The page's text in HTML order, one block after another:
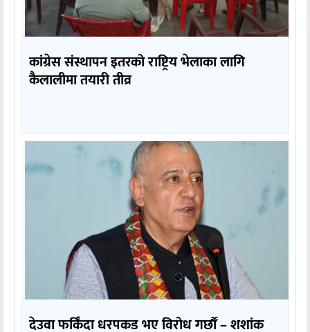
कांग्रेस संस्थापन इतरको राष्ट्रिय भेलाका लागि
कैलालीमा तयारी तीव्र
देउवा फर्किँदा धरपकड भए विरोध गर्छौँं – शशांक